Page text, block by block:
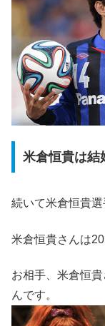
米倉恒貴は結
続いて米倉恒貴
米倉恒貴さんは
お相手、米倉恒
んです。